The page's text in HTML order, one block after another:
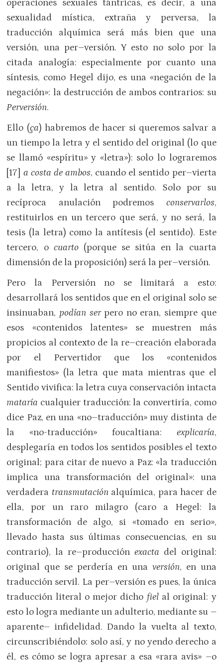
operaciones sexuales tántricas, es decir, a una
sexualidad mística, extraña y perversa, la
traducción alquímica será más bien que una
versión, una per–versión. Y esto no solo por la
citada analogía: especialmente por cuanto una
síntesis, como Hegel dijo, es una «negación de la
negación»: la destrucción de ambos contrarios: su
Perversión.
Ello (ça) habremos de hacer si queremos salvar a
un tiempo la letra y el sentido del original (lo que
se llamó «espíritu» y «letra»): solo lo lograremos
[17] a costa de ambos, cuando el sentido per–vierta
a la letra, y la letra al sentido. Solo por su
recíproca anulación podremos conservarlos,
restituirlos en un tercero que será, y no será, la
tesis (la letra) como la antítesis (el sentido). Este
tercero, o cuarto (porque se sitúa en la cuarta
dimensión de la proposición) será la per–versión.
Pero la Perversión no se limitará a esto:
desarrollará los sentidos que en el original solo se
insinuaban, podían ser pero no eran, siempre que
esos «contenidos latentes» se muestren más
propicios al contexto de la re–creación elaborada
por el Pervertidor que los «contenidos
manifiestos» (la letra que mata mientras que el
Sentido vivifica: la letra cuya conservación intacta
mataría cualquier traducción: la convertiría, como
dice Paz, en una «no–traducción» muy distinta de
la «no-traducción» foucaltiana: explicaría,
desplegaría en todos los sentidos posibles el texto
original; para citar de nuevo a Paz: «la traducción
implica una transformación del original»: una
verdadera transmutación alquímica, para hacer de
ella, por un raro milagro (caro a Hegel: la
transformación de algo, si «tomado en serio»,
llevado hasta sus últimas consecuencias, en su
contrario), la re–producción exacta del original:
original que se perdería en una versión, en una
traducción servil. La per–versión es pues, la única
traducción literal o mejor dicho fiel al original: y
esto lo logra mediante un adulterio, mediante su –
aparente– infidelidad. Dando la vuelta al texto,
circunscribiéndolo: solo así, y no yendo derecho a
él, es cómo se logra apresar a esa «rara avis» –o